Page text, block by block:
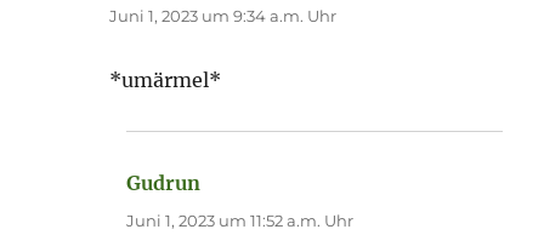
Juni 1, 2023 um 9:34 a.m. Uhr
*umärmel*
Gudrun
Juni 1, 2023 um 11:52 a.m. Uhr